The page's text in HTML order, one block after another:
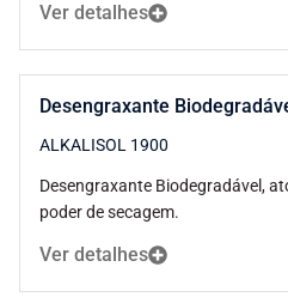
Ver detalhes
Desengraxante
ALKALISOL 1900
Desengraxante Biodegradável,
poder de secagem.
Ver detalhes